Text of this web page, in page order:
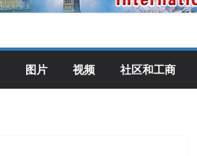
图片 视频 社区和工商